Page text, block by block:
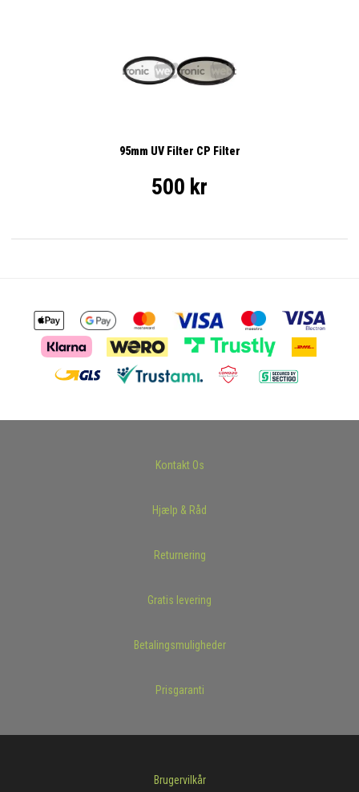
95mm UV Filter CP Filter
500 kr
Kontakt Os
Hjælp & Råd
Returnering
Gratis levering
Betalingsmuligheder
Prisgaranti
Brugervilkår